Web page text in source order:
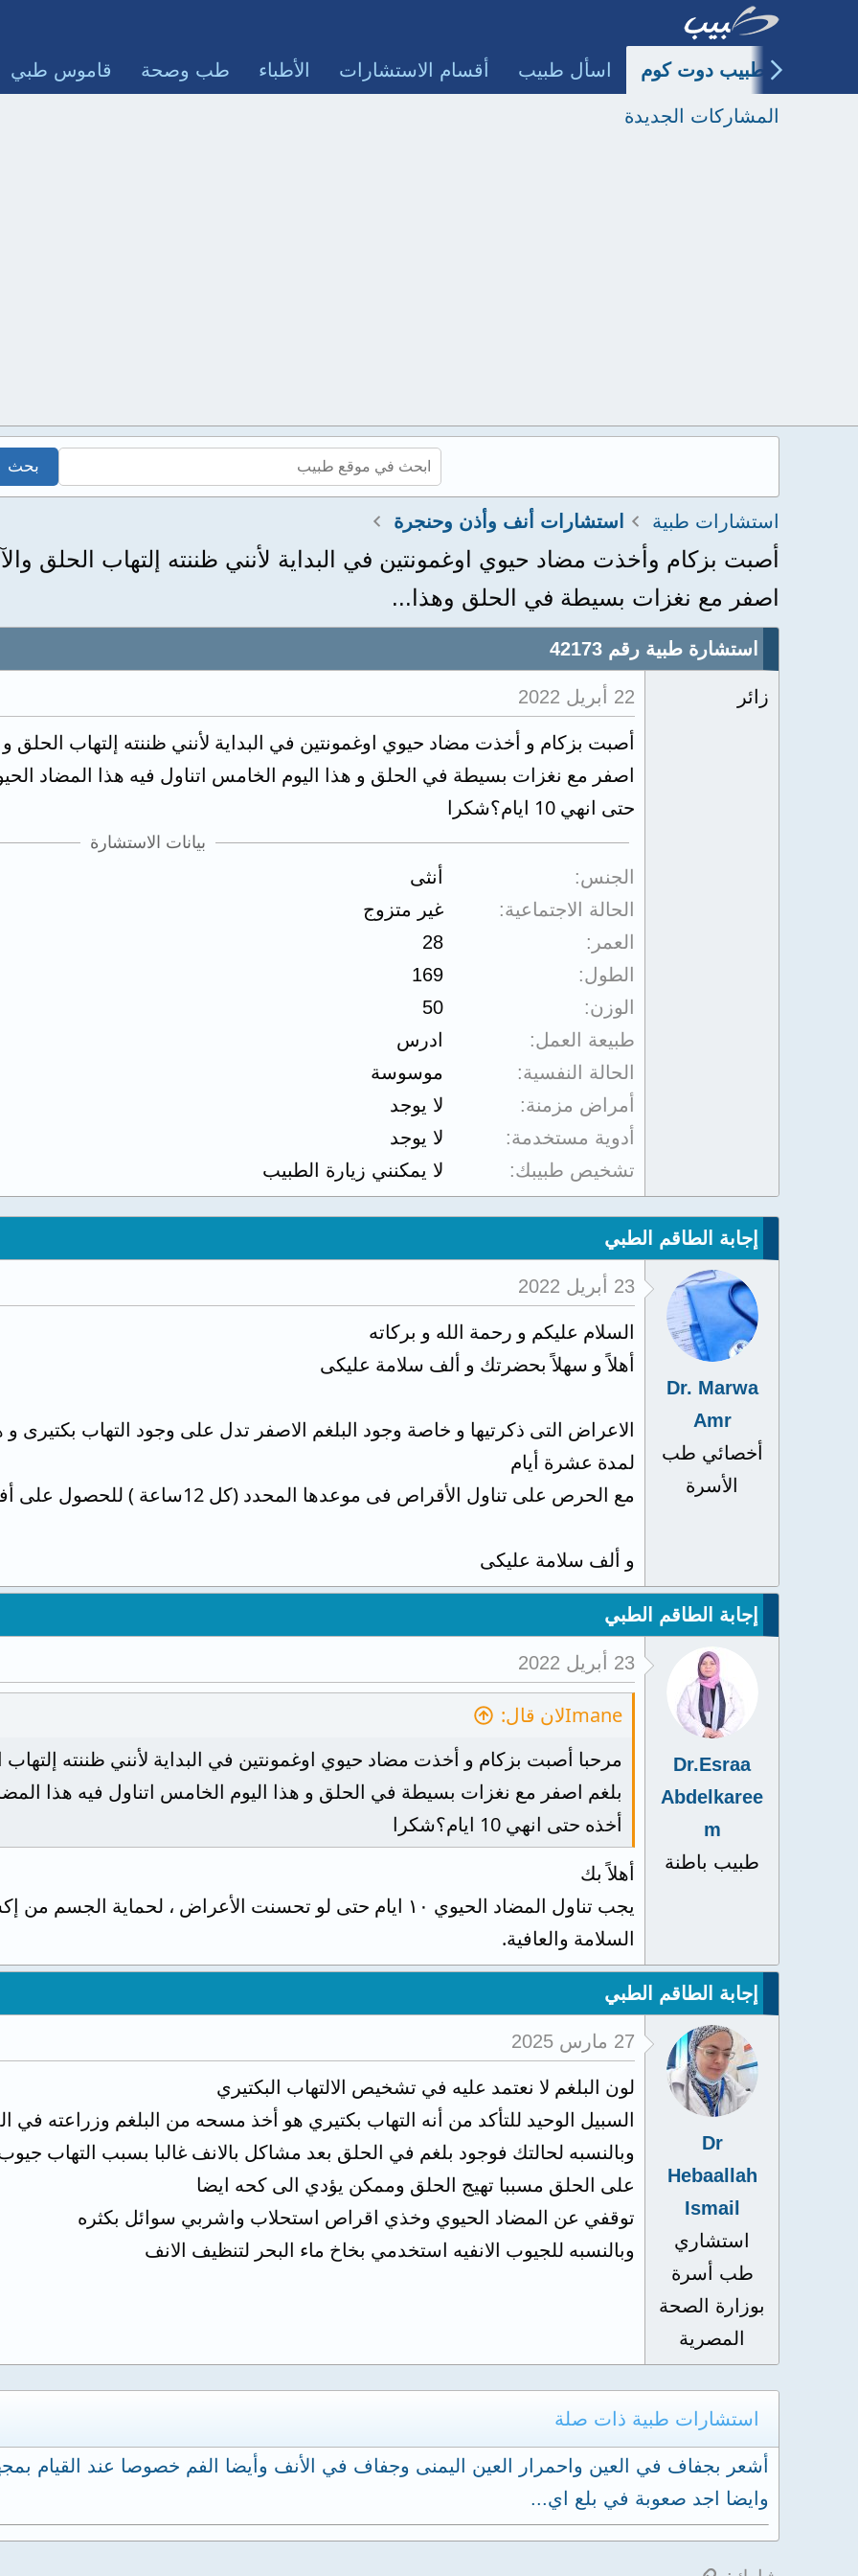
طبيب دوت كوم اسأل طبيب أقسام الاستشارات الأطباء طب وصحة قاموس طبي
المشاركات الجديدة
استشارات طبية استشارات أنف وأذن وحنجرة
أصبت بزكام وأخذت مضاد حيوي اوغمونتين في البداية لأنني ظننته إلتهاب الحلق
اصفر مع نغزات بسيطة في الحلق وهذا...
استشارة طبية رقم 42173
زائر 22 أبريل 2022
أصبت بزكام و أخذت مضاد حيوي اوغمونتين في البداية لأنني ظننته إلتهاب
اصفر مع نغزات بسيطة في الحلق و هذا اليوم الخامس اتناول فيه هذا المضاد
حتى انهي 10 ايام؟شكرا
بيانات الاستشارة
الجنس
أنثى
الحالة الاجتماعية
غير متزوج
العمر
28
الطول
169
الوزن
50
طبيعة العمل
ادرس
الحالة النفسية
موسوسة
أمراض مزمنة
لا يوجد
أدوية مستخدمة
لا يوجد
تشخيص طبيبك
لا يمكنني زيارة الطبيب
إجابة الطاقم الطبي
Dr. Marwa
Amr
أخصائي طب
الأسرة
23 أبريل 2022
السلام عليكم و رحمة الله و بركاته
أهلاً و سهلاً بحضرتك و ألف سلامة عليكى
الاعراض التى ذكرتيها و خاصة وجود البلغم الاصفر تدل على وجود التهاب بكتيرى
لمدة عشرة أيام
مع الحرص على تناول الأقراص فى موعدها المحدد (كل 12ساعة ) للحصول على أفضل النتائج من المضاد الحيوي
و ألف سلامة عليكى
إجابة الطاقم الطبي
Dr.Esraa
Abdelkaree
m
طبيب باطنة
23 أبريل 2022
Imaneلان قال:
مرحبا أصبت بزكام و أخذت مضاد حيوي اوغمونتين في البداية لأنني ظننته
بلغم اصفر مع نغزات بسيطة في الحلق و هذا اليوم الخامس اتناول فيه هذا
أخذه حتى انهي 10 ايام؟شكرا
أهلاً بك
يجب تناول المضاد الحيوي ١٠ ايام حتى لو تحسنت الأعراض ،
السلامة والعافية.
إجابة الطاقم الطبي
Dr
Hebaallah
Ismail
استشاري
طب أسرة
بوزارة الصحة
المصرية
27 مارس 2025
لون البلغم لا نعتمد عليه في تشخيص الالتهاب البكتيري
السبيل الوحيد للتأكد من أنه التهاب بكتيري هو أخذ مسحه من البلغم وزراعته في
وبالنسبه لحالتك فوجود بلغم في الحلق بعد مشاكل بالانف غالبا بسبب التهاب
على الحلق مسببا تهيج الحلق وممكن يؤدي الى كحه ايضا
توقفي عن المضاد الحيوي وخذي اقراص استحلاب واشربي سوائل بكثره
وبالنسبه للجيوب الانفيه استخدمي بخاخ ماء البحر لتنظيف الانف
استشارات طبية ذات صلة
أشعر بجفاف في العين واحمرار العين اليمنى وجفاف في الأنف وأيضا الفم خصوصا عند
وايضا اجد صعوبة في بلع اي...